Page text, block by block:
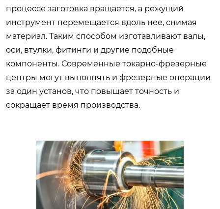
процессе заготовка вращается, а режущий
инструмент перемещается вдоль нее, снимая
материал. Таким способом изготавливают валы,
оси, втулки, фитинги и другие подобные
компоненты. Современные токарно-фрезерные
центры могут выполнять и фрезерные операции
за один установ, что повышает точность и
сокращает время производства.